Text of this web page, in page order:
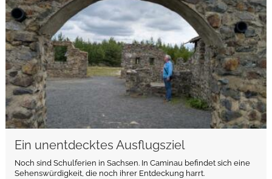
Ein unentdecktes Ausflugsziel
Noch sind Schulferien in Sachsen. In Caminau befindet sich eine
Sehenswürdigkeit, die noch ihrer Entdeckung harrt.